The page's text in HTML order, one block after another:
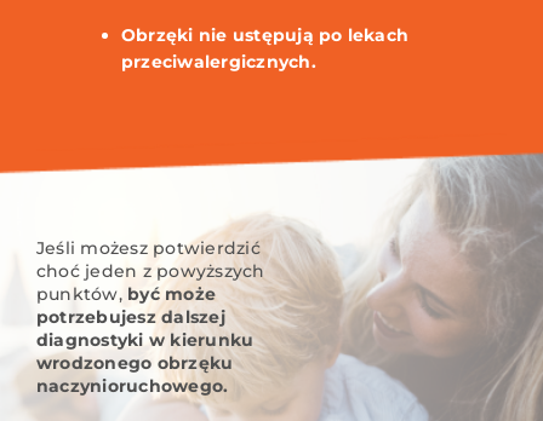
Obrzęki nie ustępują po lekach
przeciwalergicznych.
Jeśli możesz potwierdzić
choć jeden z powyższych
punktów, być może
potrzebujesz dalszej
diagnostyki w kierunku
wrodzonego obrzęku
naczynioruchowego.